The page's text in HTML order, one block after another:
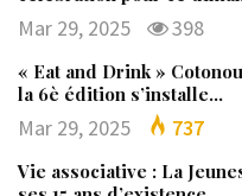
Mar 29, 2025 398
« Eat and Drink »
la 6è édition s’installe…
Mar 29, 2025 737
Vie associative : La